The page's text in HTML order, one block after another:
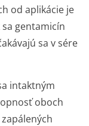
od aplikácie je
gentamicín
sa v sére
intaktným
oboch